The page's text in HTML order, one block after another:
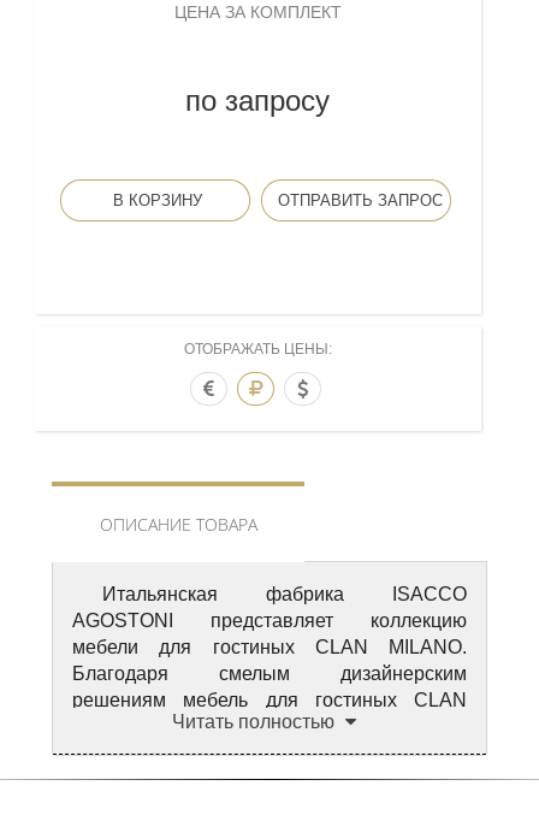
ЦЕНА ЗА КОМПЛЕКТ
по запросу
В КОРЗИНУ ОТПРАВИТЬ ЗАПРОС
ОТОБРАЖАТЬ ЦЕНЫ:
ОПИСАНИЕ ТОВАРА
Итальянская фабрика ISACCO
AGOSTONI представляет коллекцию
мебели для гостиных CLAN MILANO.
Благодаря смелым дизайнерским
решениям мебель для гостиных CLAN
MILANO очаровывает неповторимым
изяществом и красотой. Итальянские
гостиные сочетают в себе практичность,
Читать полностью